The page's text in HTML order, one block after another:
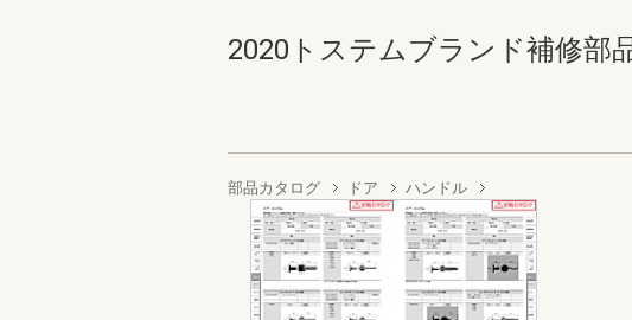
2020トステムブランド補修部
部品カタログ ドア ハンドル